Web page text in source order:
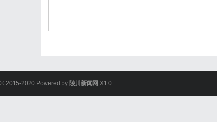
© 2015-2020 Powered by 陵川新闻网 X1.0